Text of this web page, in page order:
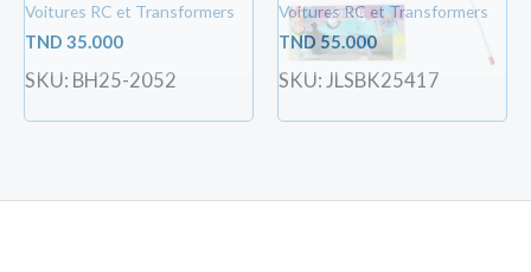
Voitures RC et Transformers
TND 35.000
SKU: BH25-2052
Voitures RC et Transformers
TND 55.000
SKU: JLSBK25417